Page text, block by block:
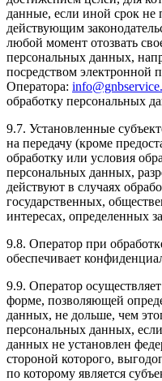
данные, если иной срок не
действующим
любой момент отозвать
персональных данных,
посредством электронной
Оператора:
обработку персональных
9.7. Установленные
на передачу (кроме
обработку или условия
персональных данных,
действуют в случаях
государственных,
интересах, определенных
9.8. Оператор при
обеспечивает
9.9. Оператор
форме, позволяющей
данных, не дольше, чем
персональных данных,
данных не установлен
стороной которого,
по которому является